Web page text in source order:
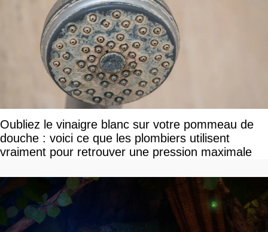
Oubliez le vinaigre blanc sur votre pommeau de
douche : voici ce que les plombiers utilisent
vraiment pour retrouver une pression maximale